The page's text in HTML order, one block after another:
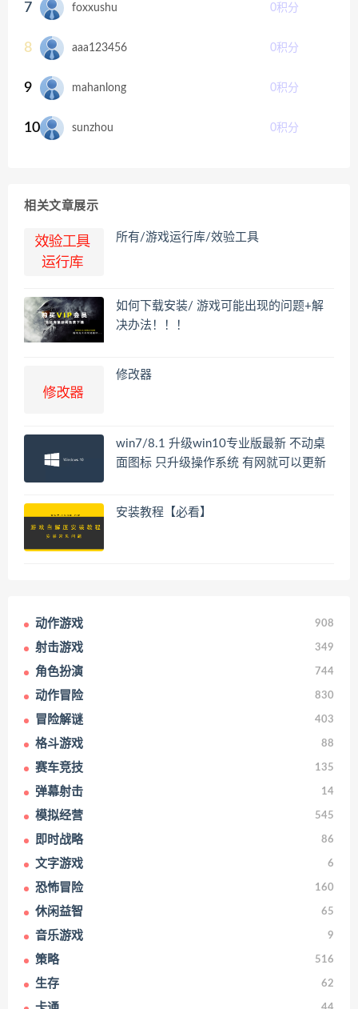
7 foxxushu 0积分
8 aaa123456 0积分
9 mahanlong 0积分
10 sunzhou 0积分
相关文章展示
所有/游戏运行库/效验工具
如何下载安装/ 游戏可能出现的问题+解
决办法！！！
修改器
win7/8.1 升级win10专业版最新 不动桌
面图标 只升级操作系统 有网就可以更新
安装教程【必看】
动作游戏 908
射击游戏 349
角色扮演 744
动作冒险 830
冒险解谜 403
格斗游戏 88
赛车竞技 135
弹幕射击 14
模拟经营 545
即时战略 86
文字游戏 6
恐怖冒险 160
休闲益智 65
音乐游戏 9
策略 516
生存 62